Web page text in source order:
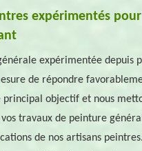
expérimentés
expérimentée depuis
de répondre
principal objectif et nous
travaux de peinture
de nos artisans